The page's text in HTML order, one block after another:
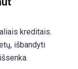
kreditais.
išbandyti